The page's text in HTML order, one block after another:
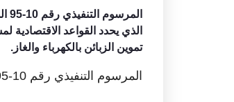
الذي يحدد القواعد
تموين الزبائن بالكهرباء والغاز.
المرسوم التنفيذي رقم 10-95 المؤرخ في أول ربيع الثاني 1431تحميل